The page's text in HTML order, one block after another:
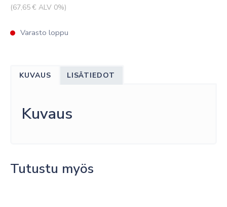
(67,65€ ALV 0%)
Varasto loppu
KUVAUS LISÄTIEDOT
Kuvaus
Tutustu myös